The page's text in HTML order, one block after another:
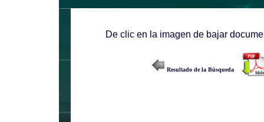
De clic en la imagen de bajar
Resultado de la Búsqueda